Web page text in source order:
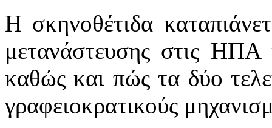
Η σκηνοθέτιδα
μετανάστευσης στις ΗΠΑ
καθώς και πώς τα δύο
γραφειοκρατικούς